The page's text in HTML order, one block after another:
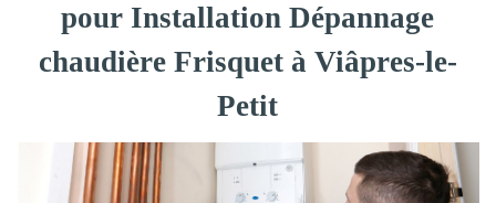
pour Installation Dépannage
chaudière Frisquet à Viâpres-le-
Petit